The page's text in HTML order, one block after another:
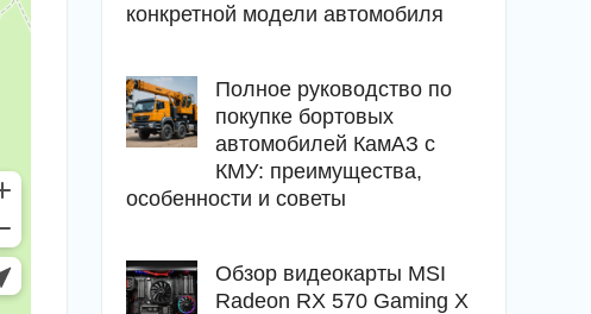
конкретной модели автомобиля
Полное руководство по
покупке бортовых
автомобилей КамАЗ с
КМУ: преимущества,
особенности и советы
Обзор видеокарты MSI
Radeon RX 570 Gaming X